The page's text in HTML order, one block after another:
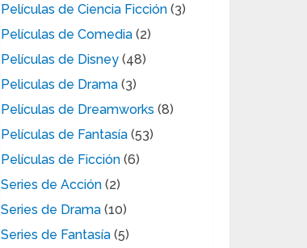
Películas de Ciencia Ficción (3)
Películas de Comedia (2)
Películas de Disney (48)
Peliculas de Drama (3)
Películas de Dreamworks (8)
Películas de Fantasía (53)
Películas de Ficción (6)
Series de Acción (2)
Series de Drama (10)
Series de Fantasía (5)